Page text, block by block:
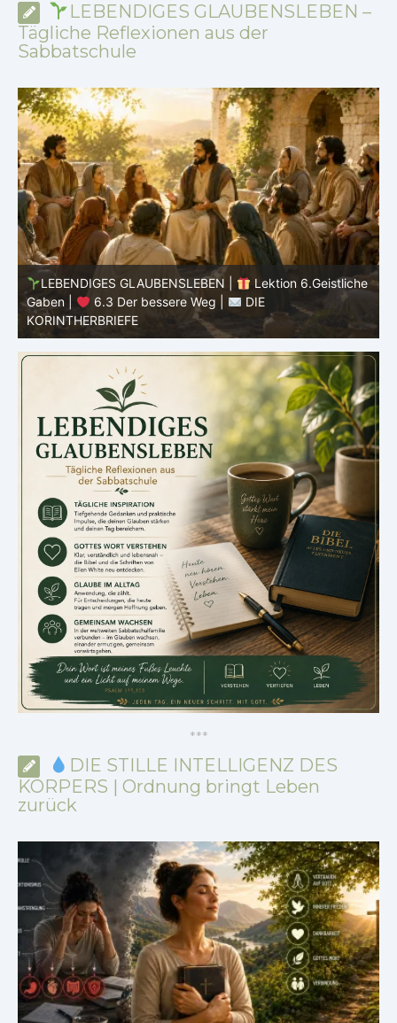
LEBENDIGES GLAUBENSLEBEN –
Tägliche Reflexionen aus der
Sabbatschule
LEBENDIGES GLAUBENSLEBEN |
Lektion 6.Geistliche
Gaben |
6.3 Der bessere Weg |
DIE
KORINTHERBRIEFE
***
DIE STILLE INTELLIGENZ DES
KÖRPERS | Ordnung bringt Leben
zurück